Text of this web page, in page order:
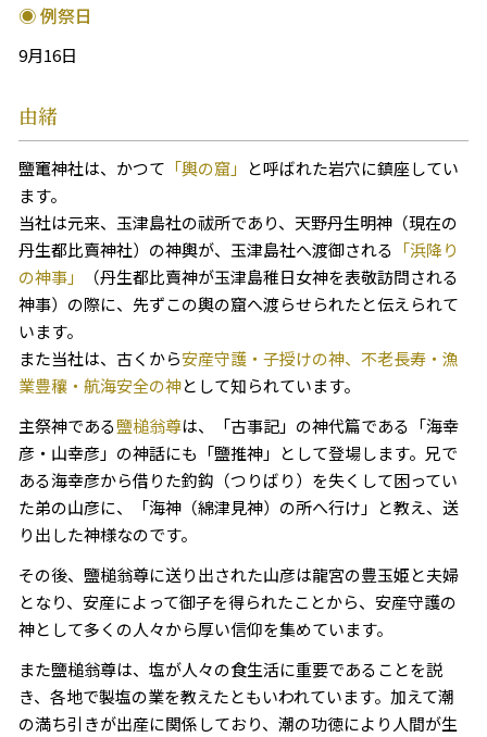
◉ 例祭日
9月16日
由緒
鹽竃神社は、かつて 「輿の窟」 と呼ばれた岩穴に鎮座してい
ます。
当社は元来、玉津島社の祓所であり、天野丹生明神（現在の
丹生都比賣神社）の神輿が、玉津島社へ渡御される 「浜降り
の神事」
（丹生都比賣神が玉津島稚日女神を表敬訪問される
神事）の際に、先ずこの輿の窟へ渡らせられたと伝えられて
います。
また当社は、古くから安産守護・子授けの神、不老長寿・漁
業豊穰・航海安全の神として知られています。
主祭神である鹽槌翁尊は、「古事記」の神代篇である「海幸
彦・山幸彦」の神話にも「鹽推神」として登場します。兄で
ある海幸彦から借りた釣鈎（つりばり）を失くして困ってい
た弟の山彦に、「海神（綿津見神）の所へ行け」と教え、送
り出した神様なのです。
その後、鹽槌翁尊に送り出された山彦は龍宮の豊玉姫と夫婦
となり、安産によって御子を得られたことから、安産守護の
神として多くの人々から厚い信仰を集めています。
また鹽槌翁尊は、塩が人々の食生活に重要であることを説
き、各地で製塩の業を教えたともいわれています。加えて潮
の満ち引きが出産に関係しており、潮の功徳により人間が生